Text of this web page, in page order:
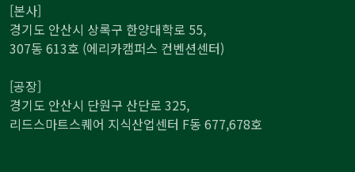
[본사]
경기도 안산시 상록구 한양대학로 55,
307동 613호 (에리카캠퍼스 컨벤션센터)
[공장]
경기도 안산시 단원구 산단로 325,
리드스마트스퀘어 지식산업센터 F동 677,678호